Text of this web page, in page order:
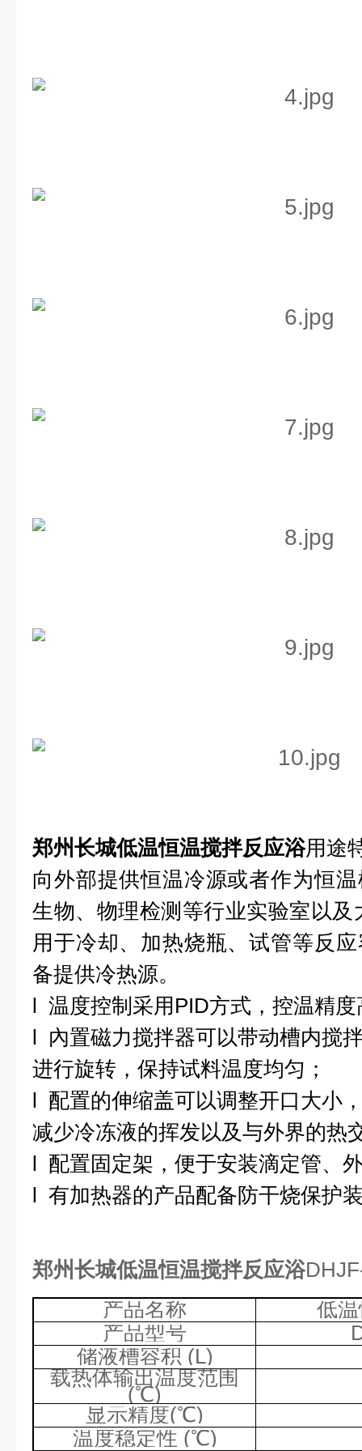
郑州长城低温恒温搅拌反应浴用途
向外部提供恒温冷源或者作为恒
生物、物理检测等行业实验室以
用于冷却、加热烧瓶、试管等反
备提供冷热源。
l 温度控制采用 PID方式，控温精度
l 內置磁力搅拌器可以带动槽内搅
进行旋转，保持试料温度均匀；
l 配置的伸缩盖可以调整开口大小
减少冷冻液的挥发以及与外界的热
l 配置固定架，便于安装滴定管、
l 有加热器的产品配备防干烧保护
郑州长城低温恒温搅拌反应浴
产品名称
低
产品型号
储液槽容积 (L)
载热体输出温度范围
(℃)
显示精度(℃)
温度稳定性 (℃)